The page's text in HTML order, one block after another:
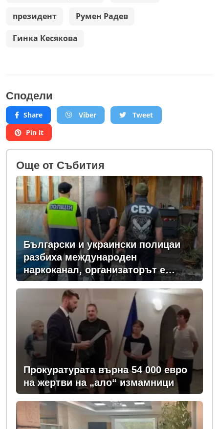
президент Румен Радев
Гинка Кесякова
Сподели
Share Viber
Tweet
Pin it
Oще от Събития
Български и украински полицаи
разбиха международен
наркоканал, организаторът е
задържан у нас
Прокуратурата върна 54 000 евро
на жертви на „ало“ измамници